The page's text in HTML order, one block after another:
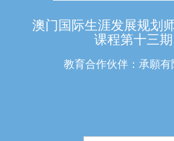
澳门国际生涯发展规划
课程第十三期
教育合作伙伴：承願有